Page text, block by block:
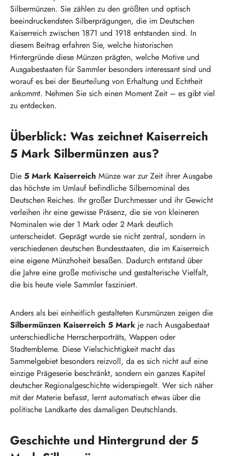
Silbermünzen. Sie zählen zu den größten und optisch
beeindruckendsten Silberprägungen, die im Deutschen
Kaiserreich zwischen 1871 und 1918 entstanden sind. In
diesem Beitrag erfahren Sie, welche historischen
Hintergründe diese Münzen prägten, welche Motive und
Ausgabestaaten für Sammler besonders interessant sind und
worauf es bei der Beurteilung von Erhaltung und Echtheit
ankommt. Nehmen Sie sich einen Moment Zeit – es gibt viel
zu entdecken.
Überblick: Was zeichnet Kaiserreich
5 Mark Silbermünzen aus?
Die 5 Mark Kaiserreich Münze war zur Zeit ihrer Ausgabe
das höchste im Umlauf befindliche Silbernominal des
Deutschen Reiches. Ihr großer Durchmesser und ihr Gewicht
verleihen ihr eine gewisse Präsenz, die sie von kleineren
Nominalen wie der 1 Mark oder 2 Mark deutlich
unterscheidet. Geprägt wurde sie nicht zentral, sondern in
verschiedenen deutschen Bundesstaaten, die im Kaiserreich
eine eigene Münzhoheit besaßen. Dadurch entstand über
die Jahre eine große motivische und gestalterische Vielfalt,
die bis heute viele Sammler fasziniert.
Anders als bei einheitlich gestalteten Kursmünzen zeigen die
Silbermünzen Kaiserreich 5 Mark je nach Ausgabestaat
unterschiedliche Herrscherporträts, Wappen oder
Stadtembleme. Diese Vielschichtigkeit macht das
Sammelgebiet besonders reizvoll, da es sich nicht auf eine
einzige Prägeserie beschränkt, sondern ein ganzes Kapitel
deutscher Regionalgeschichte widerspiegelt. Wer sich näher
mit der Materie befasst, lernt automatisch etwas über die
politische Landkarte des damaligen Deutschlands.
Geschichte und Hintergrund der 5